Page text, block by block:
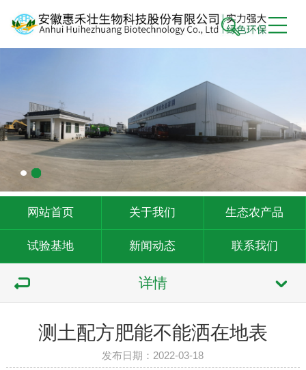
网站首页 关于我们 生态农产品
试验基地 新闻动态 联系我们
详情
测土配方肥能不能洒在地表
发布日期：2022-03-18